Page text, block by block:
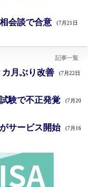
会談で合意 (7月21日
記事一覧
カ月ぶり改善 (7月22日
験で不正発覚
(7月20
サービス開始
(7月16